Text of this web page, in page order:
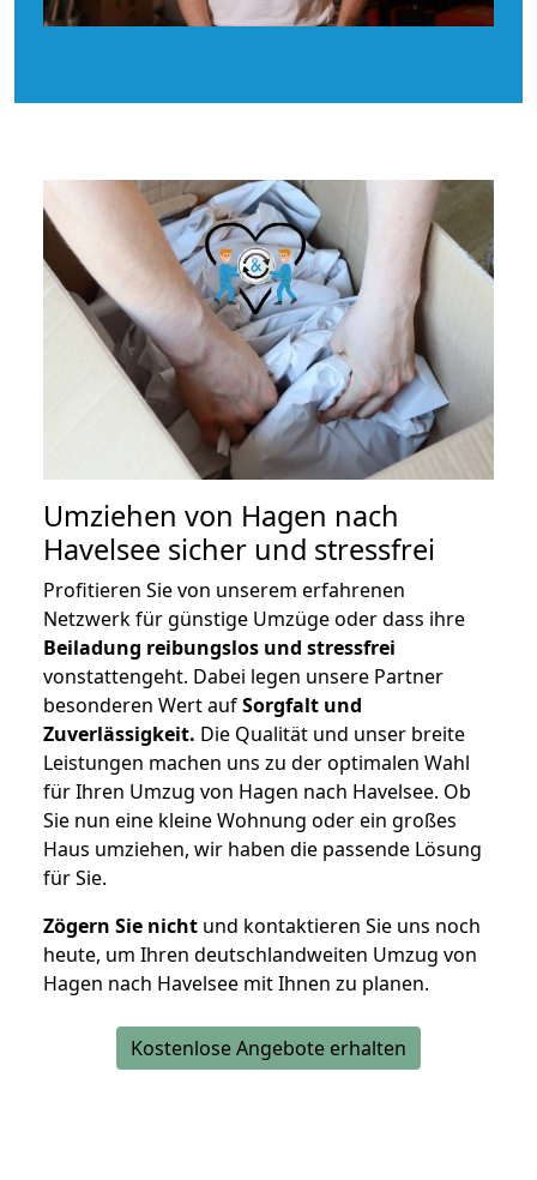
Umziehen von Hagen nach
Havelsee sicher und stressfrei
Profitieren Sie von unserem erfahrenen
Netzwerk für günstige Umzüge oder dass ihre
Beiladung reibungslos und stressfrei
vonstattengeht. Dabei legen unsere Partner
besonderen Wert aufSorgfalt und
Zuverlässigkeit. Die Qualität und unser breite
Leistungen machen uns zu der optimalen Wahl
für Ihren Umzug von Hagen nach Havelsee. Ob
Sie nun eine kleine Wohnung oder ein großes
Haus umziehen, wir haben die passende Lösung
für Sie.
Zögern Sie nicht und kontaktieren Sie uns noch
heute, um Ihren deutschlandweiten Umzug von
Hagen nach Havelsee mit Ihnen zu planen.
Kostenlose Angebote erhalten